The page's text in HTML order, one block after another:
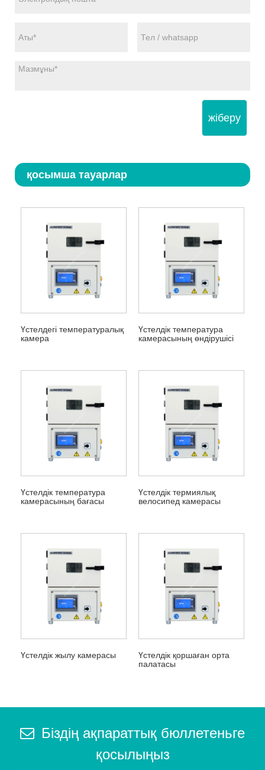
жіберу
қосымша тауарлар
Үстелдегі температуралық
камера
Үстелдік температура
камерасының өндірушісі
Үстелдік температура
камерасының бағасы
Үстелдік термиялық
велосипед камерасы
Үстелдік жылу камерасы
Үстелдік қоршаған орта
палатасы
Біздің ақпараттық бюллетеньге
қосылыңыз